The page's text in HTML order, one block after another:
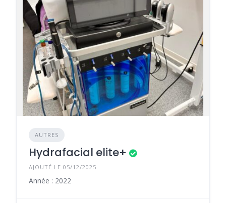
AUTRES
Hydrafacial elite+
AJOUTÉ LE 05/12/2025
Année : 2022